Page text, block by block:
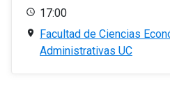
17:00
Facultad de Ciencias
Administrativas UC